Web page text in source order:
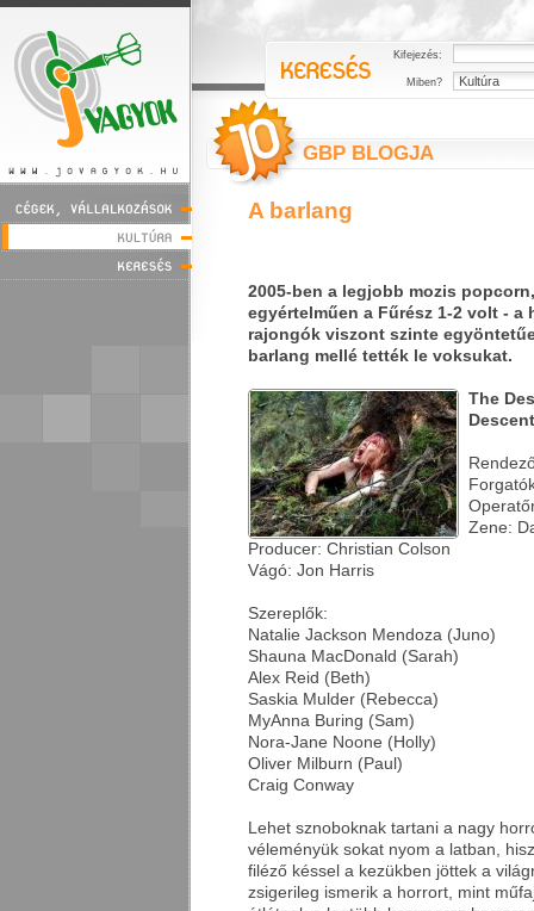
Kifejezés:
Miben?
GBP BLOGJA
A barlang
2005-ben a legjobb mozis
egyértelműen a Fűrész 1-2 volt - a
rajongók viszont szinte
barlang mellé tették le voksukat.
The
Zene:
Producer: Christian Colson
Vágó: Jon Harris
Szereplők:
Natalie Jackson Mendoza (Juno)
Shauna MacDonald (Sarah)
Alex Reid (Beth)
Saskia Mulder (Rebecca)
MyAnna Buring (Sam)
Nora-Jane Noone (Holly)
Oliver Milburn (Paul)
Craig Conway
Lehet sznoboknak tartani a nagy
véleményük sokat nyom a latban,
filéző késsel a kezükben jöttek a
zsigerileg ismerik a horrort, mint